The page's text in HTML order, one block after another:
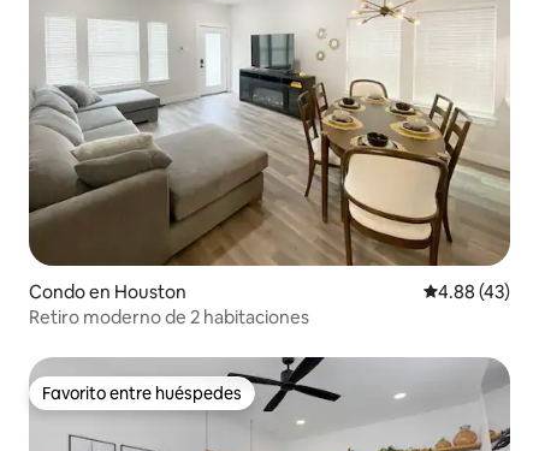
Condo en Houston Calificación
4.88 (43)
Retiro moderno de 2 habitaciones
Favorito entre huéspedes
Favorito entre huéspedes